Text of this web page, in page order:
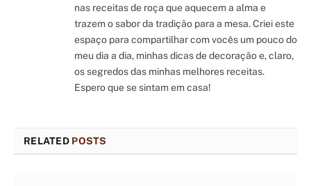
nas receitas de roça que aquecem a alma e
trazem o sabor da tradição para a mesa. Criei este
espaço para compartilhar com vocês um pouco do
meu dia a dia, minhas dicas de decoração e, claro,
os segredos das minhas melhores receitas.
Espero que se sintam em casa!
RELATED POSTS